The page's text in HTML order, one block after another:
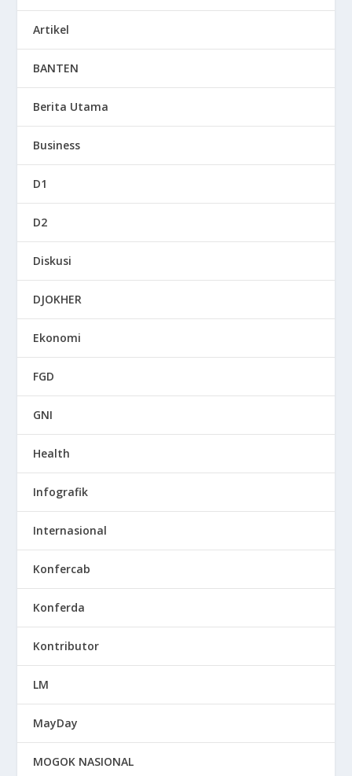
Artikel
BANTEN
Berita Utama
Business
D1
D2
Diskusi
DJOKHER
Ekonomi
FGD
GNI
Health
Infografik
Internasional
Konfercab
Konferda
Kontributor
LM
MayDay
MOGOK NASIONAL